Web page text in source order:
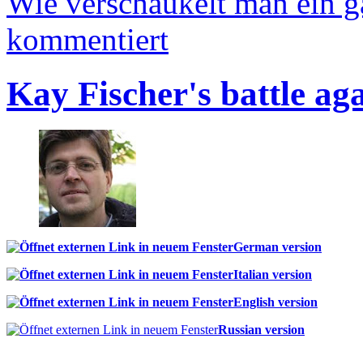
kommentiert
Kay Fischer's battle
German version
Italian version
English version
Russian version